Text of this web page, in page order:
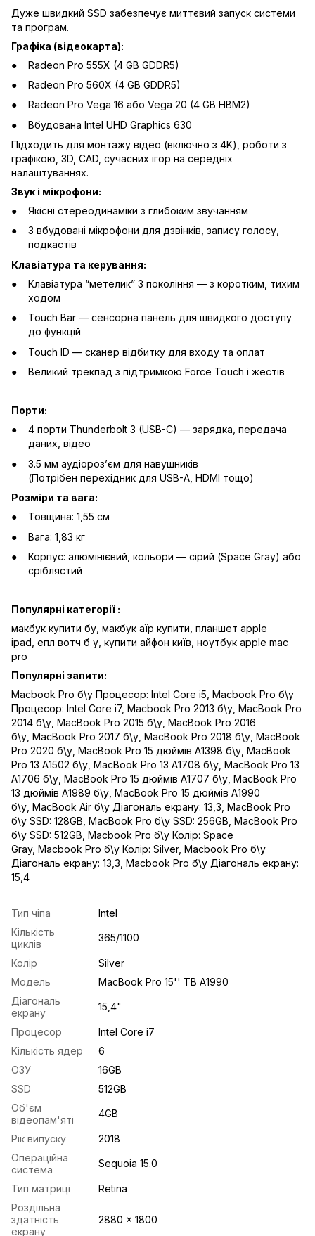
Дуже швидкий SSD забезпечує миттєвий запуск системи
та програм.
Графіка (відеокарта):
Radeon Pro 555X (4 GB GDDR5)
Radeon Pro 560X (4 GB GDDR5)
Radeon Pro Vega 16 або Vega 20 (4 GB HBM2)
Вбудована Intel UHD Graphics 630
Підходить для монтажу відео (включно з 4K), роботи з
графікою, 3D, CAD, сучасних ігор на середніх
налаштуваннях.
Звук і мікрофони:
Якісні стереодинаміки з глибоким звучанням
3 вбудовані мікрофони для дзвінків, запису голосу,
подкастів
Клавіатура та керування:
Клавіатура “метелик” 3 покоління — з коротким, тихим
ходом
Touch Bar — сенсорна панель для швидкого доступу
до функцій
Touch ID — сканер відбитку для входу та оплат
Великий трекпад з підтримкою Force Touch і жестів
Порти:
4 порти Thunderbolt 3 (USB-C) — зарядка, передача
даних, відео
3.5 мм аудіорозʼєм для навушників
(Потрібен перехідник для USB-A, HDMI тощо)
Розміри та вага:
Товщина: 1,55 см
Вага: 1,83 кг
Корпус: алюмінієвий, кольори — сірий (Space Gray) або
сріблястий
Популярні категорії :
макбук купити бу, макбук аїр купити, планшет apple
ipad, епл вотч б у, купити айфон київ, ноутбук apple mac
pro
Популярні запити:
Macbook Pro б\у Процесор: Intel Core i5 Macbook Pro б\у
Процесор: Intel Core i7, Macbook Pro 2013 б\у MacBook Pro
2014 б\у MacBook Pro 2015 б\у MacBook Pro 2016
б\у MacBook Pro 2017 б\у MacBook Pro 2018 б\у MacBook
Pro 2020 б\у MacBook Pro 15 дюймів A1398 б\у MacBook
Pro 13 A1502 б\у MacBook Pro 13 A1708 б\у MacBook Pro 13
A1706 б\у MacBook Pro 15 дюймів A1707 б\у MacBook Pro
13 дюймів A1989 б\у MacBook Pro 15 дюймів A1990
б\у MacBook Air б\у Діагональ екрану: 13,3 MacBook Pro
б\у SSD: 128GB MacBook Pro б\у SSD: 256GB MacBook Pro
б\у SSD: 512GB Macbook Pro б\у Колір: Space
Gray, Macbook Pro б\у Колір: Silver, Macbook Pro б\у
Діагональ екрану: 13,3 Macbook Pro б\у Діагональ екрану:
15,4
Тип чіпа
Intel
Кількість
циклів
365/1100
Колір
Silver
Модель
MacBook Pro 15'' TB A1990
Діагональ
екрану
15,4"
Процесор
Intel Core i7
Кількість ядер
6
ОЗУ
16GB
SSD
512GB
Об'єм
відеопам'яті
4GB
Рік випуску
2018
Операційна
система
Sequoia 15.0
Тип матриці
Retina
Роздільна
здатність
екрану
2880 x 1800